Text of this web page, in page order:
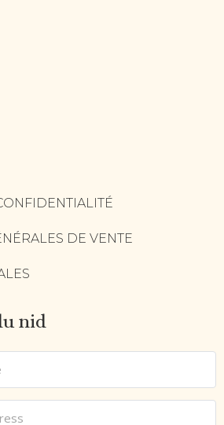
DE VENTE
nid